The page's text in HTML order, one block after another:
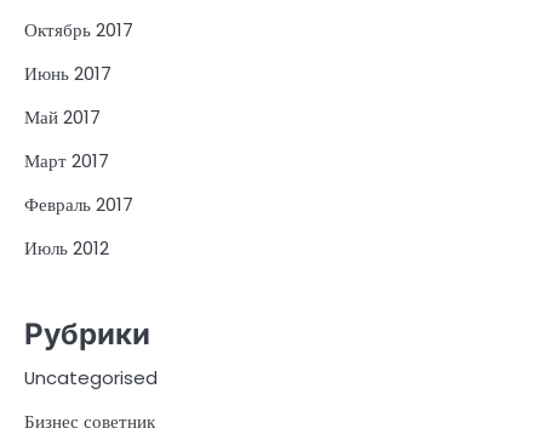
Октябрь 2017
Июнь 2017
Май 2017
Март 2017
Февраль 2017
Июль 2012
Рубрики
Uncategorised
Бизнес советник